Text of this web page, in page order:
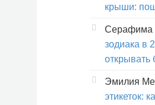
крыши:
Серафима
зодиака в
открывать
Эмилия
этикеток: